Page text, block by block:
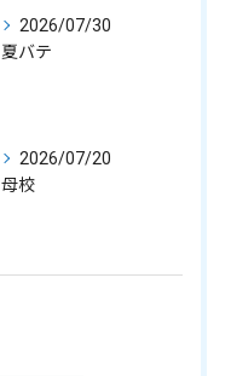
2026/07/30
夏バテ
2026/07/20
母校